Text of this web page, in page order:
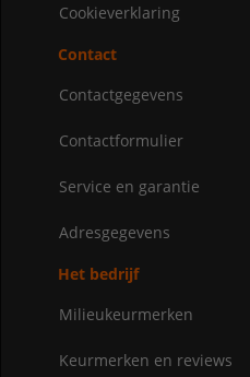
Cookieverklaring
Contact
Contactgegevens
Contactformulier
Service en garantie
Adresgegevens
Het bedrijf
Milieukeurmerken
Keurmerken en reviews